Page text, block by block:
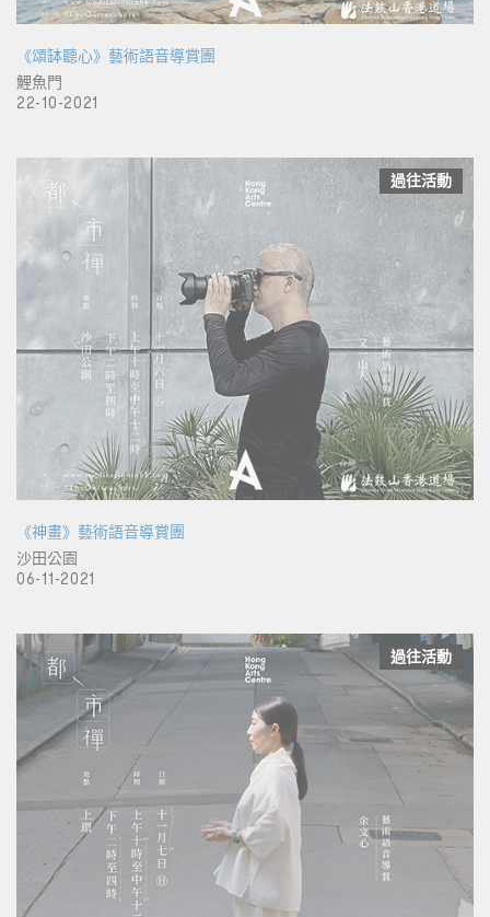
《頌缽聽心》藝術語音導賞團
鯉魚門
22-10-2021
過往活動
《神畫》藝術語音導賞團
沙田公園
06-11-2021
過往活動